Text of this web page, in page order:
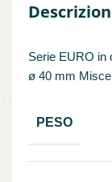
Serie EURO in
ø 40 mm
PESO